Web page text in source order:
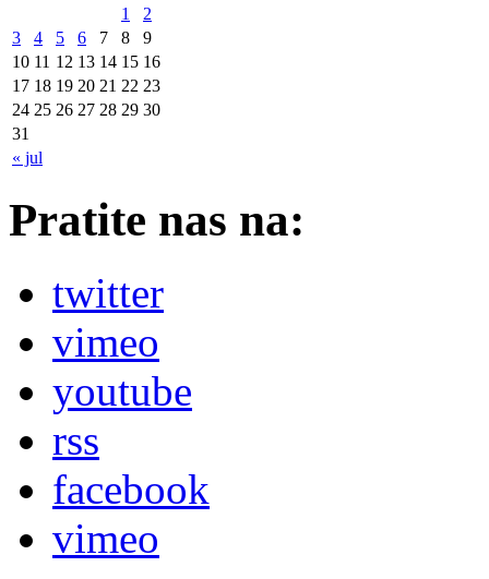
« jul
1
2
3
4 5 6 7 8
9
10 11 12 13 14 15 16
17 18 19 20 21 22 23
24 25 26 27 28 29 30
31
Pratite nas na:
twitter
vimeo
youtube
rss
facebook
vimeo